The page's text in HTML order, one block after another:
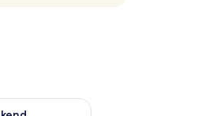
weekend aug. 14 - aug. 16